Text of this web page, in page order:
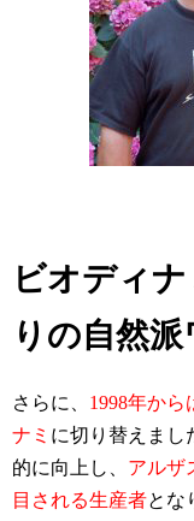
ビオディ
りの自然
さらに、 1998年か
ナミ に切り替えまし
的に向上し、 アルザ
目される生産者とな